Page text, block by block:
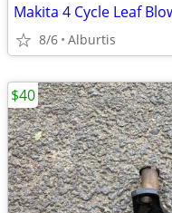
Makita 4 Cycle Leaf
8/6 Alburtis
$40